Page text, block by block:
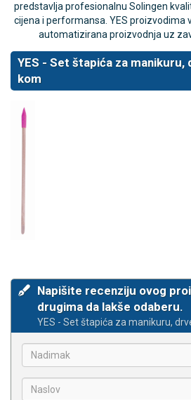
predstavlja profesionalnu Solingen
cijena i performansa. YES proizvodima
automatizirana proizvodnja uz
YES - Set štapića za manikuru,
kom
Napišite recenziju ovog
drugima da lakše odaberu.
YES - Set štapića za manikuru,